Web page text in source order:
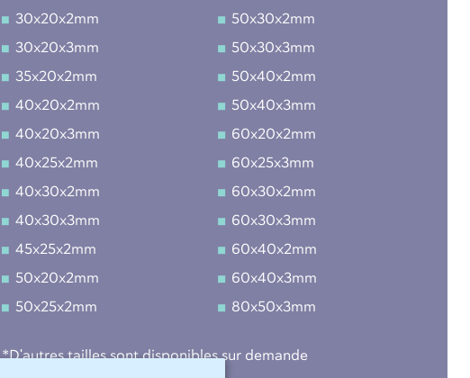
30x20x2mm
30x20x3mm
35x20x2mm
40x20x2mm
40x20x3mm
40x25x2mm
40x30x2mm
40x30x3mm
45x25x2mm
50x20x2mm
50x25x2mm
50x30x2mm
50x30x3mm
50x40x2mm
50x40x3mm
60x20x2mm
60x25x3mm
60x30x2mm
60x30x3mm
60x40x2mm
60x40x3mm
80x50x3mm
*D'autres tailles sont disponibles sur demande